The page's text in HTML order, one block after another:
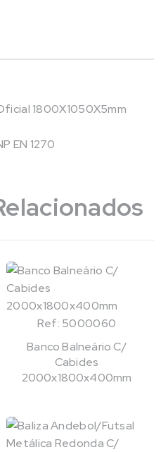
1800X1050X5mm
EN 1270
Ref: 5000060
Banco Balneário C/
Cabides
2000x1800x400mm